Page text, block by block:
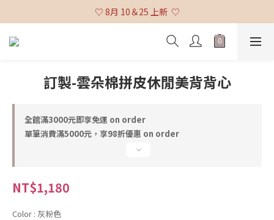
♡ 全館消費滿 $3,000 免運 (不含貨到付款及海外配送) ♡
♡ 8月 10＆25 上新  ♡
♡ 全館消費滿 $3,000 免運 (不含貨到付款及海外配送) ♡
訂製-雲朵棉拼皮休閒美背背心
全館滿3000元即享免運 on order
單筆消費滿5000元，享98折優惠 on order
NT$1,180
Color : 灰粉色